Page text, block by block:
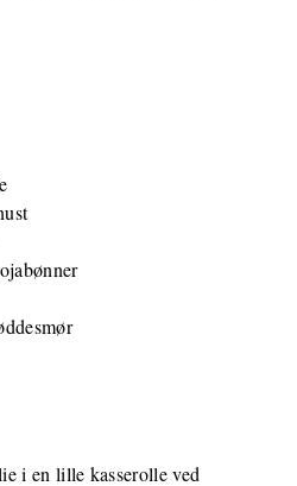
i en lille kasserolle ved